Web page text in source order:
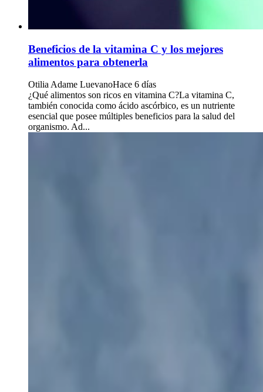
Beneficios de la vitamina C y los mejores
alimentos para obtenerla
Otilia Adame LuevanoHace 6 días
¿Qué alimentos son ricos en vitamina C?La vitamina C,
también conocida como ácido ascórbico, es un nutriente
esencial que posee múltiples beneficios para la salud del
organismo. Ad...